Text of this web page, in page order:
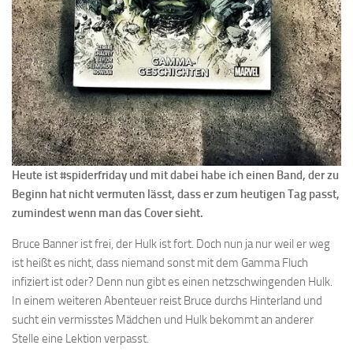
Heute ist #spiderfriday und mit dabei habe ich einen Band, der zu
Beginn hat nicht vermuten lässt, dass er zum heutigen Tag passt,
zumindest wenn man das Cover sieht.
Bruce Banner ist frei, der Hulk ist fort. Doch nun ja nur weil er weg
ist heißt es nicht, dass niemand sonst mit dem Gamma Fluch
infiziert ist oder? Denn nun gibt es einen netzschwingenden Hulk.
In einem weiteren Abenteuer reist Bruce durchs Hinterland und
sucht ein vermisstes Mädchen und Hulk bekommt an anderer
Stelle eine Lektion verpasst.